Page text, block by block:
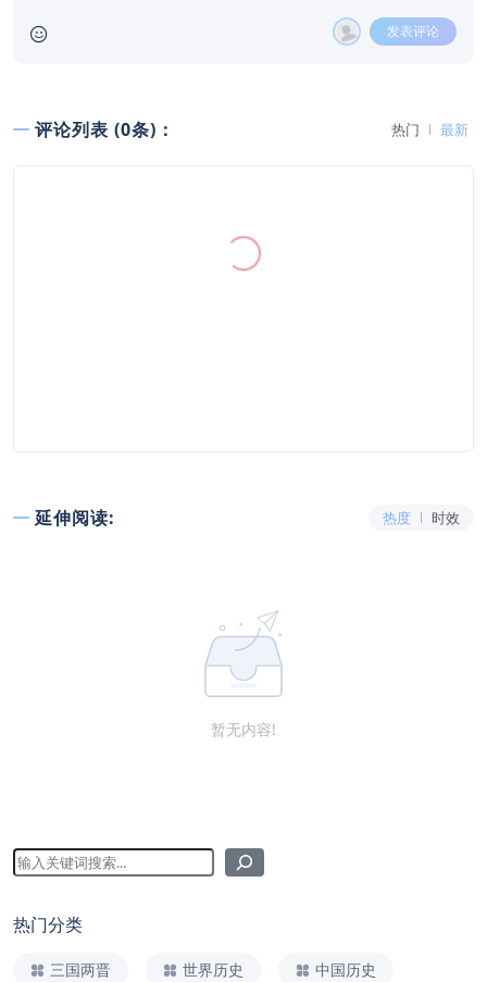
发表评论
评论列表 (0条)： 热门 最新
延伸阅读: 热度 时效
暂无内容!
热门分类
三国两晋 世界历史 中国历史